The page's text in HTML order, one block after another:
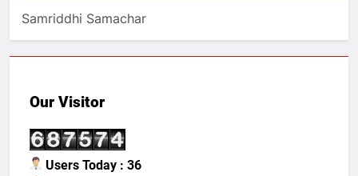
Samriddhi Samachar
Our Visitor
Users Today : 36